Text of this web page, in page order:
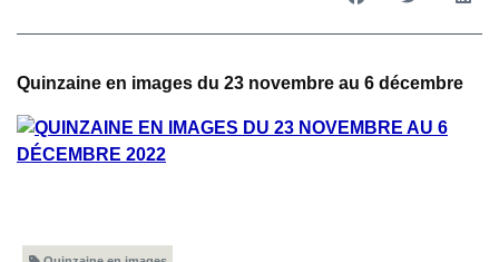
Quinzaine en images du 23 novembre au 6 décembre